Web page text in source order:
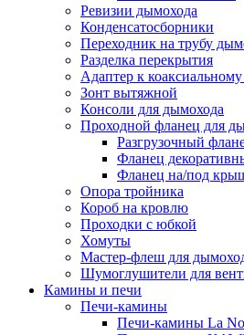
Ревизии дымохода
Конденсатосборники
Переходник на трубу
Разделка перекрытия
Адаптер к коаксиальному
Зонт вытяжной
Консоли для дымохода
Проходной фланец для
Разгрузочный
Фланец
Фланец на/под
Опора тройника
Короб на кровлю
Проходки с юбкой
Хомуты
Мастер-флеш для
Шумоглушители для
Камины и печи
Печи-камины
Печи-камины La